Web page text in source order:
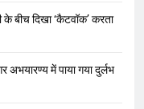
के बीच दिखा ‘कैटवॉक’ करता
अभयारण्य में पाया गया दुर्लभ